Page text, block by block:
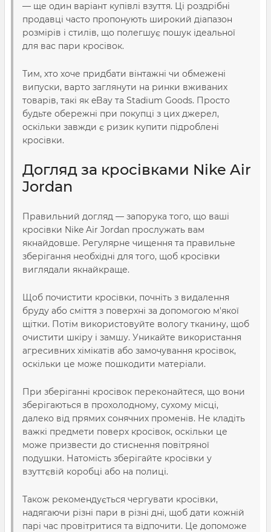
— ще один варіант купівлі взуття. Ці роздрібні
продавці часто пропонують широкий діапазон
розмірів і стилів, що полегшує пошук ідеальної
для вас пари кросівок.
Тим, хто хоче придбати вінтажні чи обмежені
випуски, варто заглянути на ринки вживаних
товарів, такі як eBay та Stadium Goods. Просто
будьте обережні при покупці з цих джерел,
оскільки завжди є ризик купити підроблені
кросівки.
Догляд за кросівками Nike Air
Jordan
Правильний догляд — запорука того, що ваші
кросівки Nike Air Jordan прослужать вам
якнайдовше. Регулярне чищення та правильне
зберігання необхідні для того, щоб кросівки
виглядали якнайкраще.
Щоб почистити кросівки, почніть з видалення
бруду або сміття з поверхні за допомогою м'якої
щітки. Потім використовуйте вологу тканину, щоб
очистити шкіру і замшу. Уникайте використання
агресивних хімікатів або замочування кросівок,
оскільки це може пошкодити матеріали.
При зберіганні кросівок переконайтеся, що вони
зберігаються в прохолодному, сухому місці,
далеко від прямих сонячних променів. Не кладіть
важкі предмети поверх кросівок, оскільки це
може призвести до стиснення повітряної
подушки. Натомість зберігайте кросівки у
взуттєвій коробці або на полиці.
Також рекомендується чергувати кросівки,
надягаючи різні пари в різні дні, щоб дати кожній
парі час провітритися та відпочити. Це допоможе